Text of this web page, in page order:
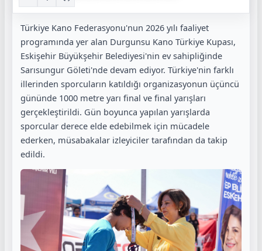
Türkiye Kano Federasyonu'nun 2026 yılı faaliyet
programında yer alan Durgunsu Kano Türkiye Kupası,
Eskişehir Büyükşehir Belediyesi'nin ev sahipliğinde
Sarısungur Göleti'nde devam ediyor. Türkiye'nin farklı
illerinden sporcuların katıldığı organizasyonun üçüncü
gününde 1000 metre yarı final ve final yarışları
gerçekleştirildi. Gün boyunca yapılan yarışlarda
sporcular derece elde edebilmek için mücadele
ederken, müsabakalar izleyiciler tarafından da takip
edildi.